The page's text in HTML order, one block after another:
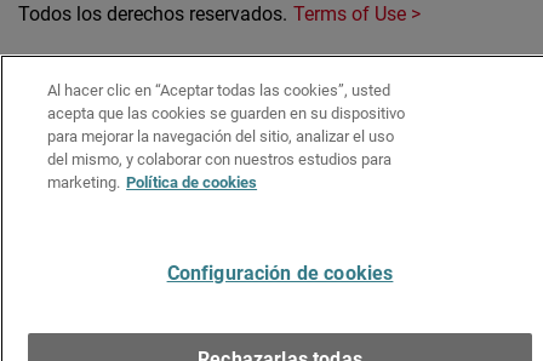
Todos los derechos reservados. Terms of Use >
Al hacer clic en “Aceptar todas las cookies”, usted
acepta que las cookies se guarden en su dispositivo
para mejorar la navegación del sitio, analizar el uso
del mismo, y colaborar con nuestros estudios para
marketing. Política de cookies
Configuración de cookies